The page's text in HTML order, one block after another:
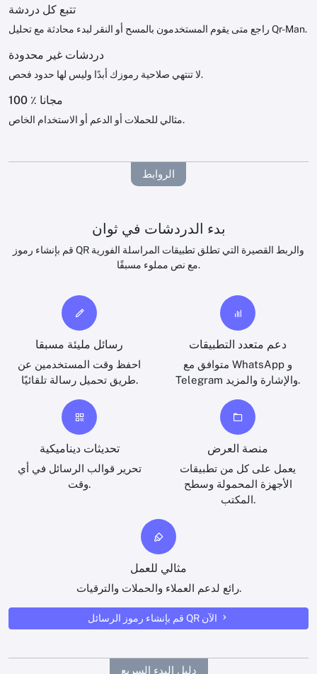
تتبع كل دردشة
راجع متى يقوم المستخدمون بالمسح أو النقر لبدء محادثة مع تحليل Qr-Man.
دردشات غير محدودة
لا تنتهي صلاحية رموزك أبدًا وليس لها حدود فحص.
100 ٪ مجانا
مثالي للحملات أو الدعم أو الاستخدام الخاص.
الروابط
بدء الدردشات في ثوان
قم بإنشاء رموز QR والربط القصيرة التي تطلق تطبيقات المراسلة الفورية
مع نص مملوء مسبقًا.
رسائل مليئة مسبقا
احفظ وقت المستخدمين عن
طريق تحميل رسالة تلقائيًا.
دعم متعدد التطبيقات
متوافق مع WhatsApp و
Telegram والإشارة والمزيد.
تحديثات ديناميكية
تحرير قوالب الرسائل في أي
وقت.
منصة العرض
يعمل على كل من تطبيقات
الأجهزة المحمولة وسطح
المكتب.
مثالي للعمل
رائع لدعم العملاء والحملات والترقيات.
دليل البدء السريع